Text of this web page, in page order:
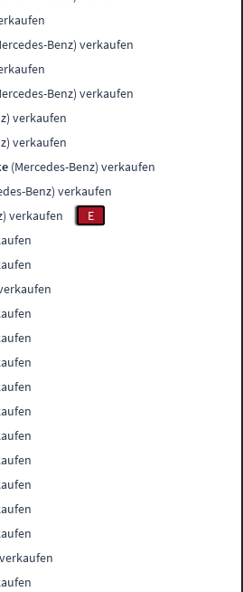
Benz) verkaufen
Benz) verkaufen
verkaufen
verkaufen
(Mercedes-Benz) verkaufen
Benz) verkaufen
verkaufen
E